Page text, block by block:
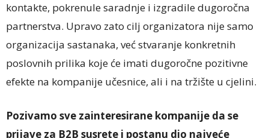
kontakte, pokrenule saradnje i izgradile dugoročna
partnerstva. Upravo zato cilj organizatora nije samo
organizacija sastanaka, već stvaranje konkretnih
poslovnih prilika koje će imati dugoročne pozitivne
efekte na kompanije učesnice, ali i na tržište u cjelini.
Pozivamo sve zainteresirane kompanije da se
prijave za B2B susrete i postanu dio najveće